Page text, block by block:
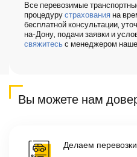
Все перевозимые
процедуру страхования на
бесплатной консультации,
на-Дону, подачи заявки и
свяжитесь с менеджером
Вы можете нам
Делаем